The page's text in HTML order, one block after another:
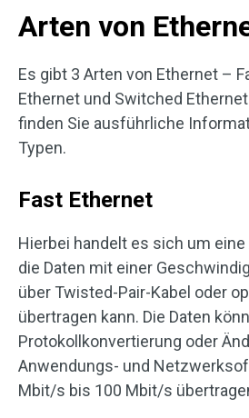
Arten von
Es gibt 3 Arten von Ethernet –
Ethernet und Switched
finden Sie ausführliche
Typen.
Fast Ethernet
Hierbei handelt es sich um
die Daten mit einer
über Twisted-Pair-Kabel oder
übertragen kann. Die Daten
Protokollkonvertierung oder
Anwendungs- und
Mbit/s bis 100 Mbit/s